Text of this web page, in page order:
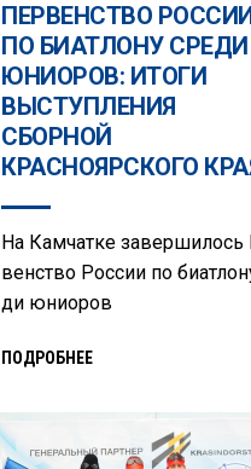
ПЕРВЕНСТВО РОССИИ
ПО БИАТЛОНУ СРЕДИ
ЮНИОРОВ: ИТОГИ
ВЫСТУПЛЕНИЯ
СБОРНОЙ
КРАСНОЯРСКОГО
На Камчатке завершилось
венство России по
ди юниоров
ПОДРОБНЕЕ